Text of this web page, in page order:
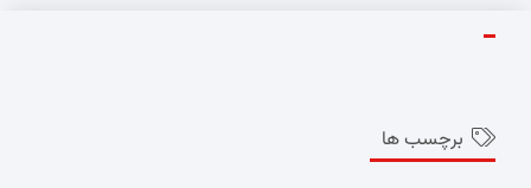
برچسب ها